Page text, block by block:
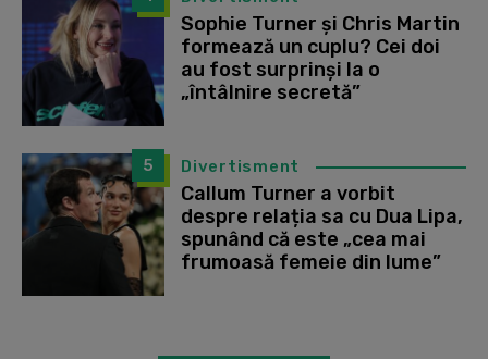
Sophie Turner și Chris Martin
formează un cuplu? Cei doi
au fost surprinși la o
„întâlnire secretă”
5 Divertisment
Callum Turner a vorbit
despre relația sa cu Dua Lipa,
spunând că este „cea mai
frumoasă femeie din lume”